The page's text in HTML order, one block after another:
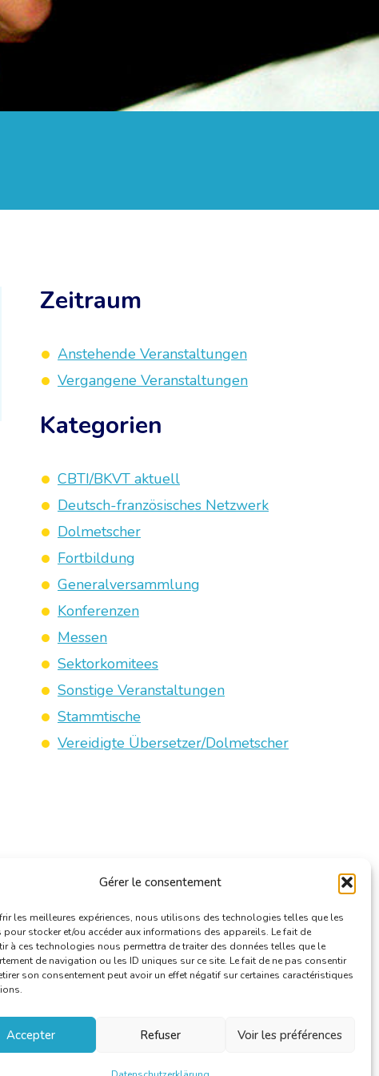
Gérer le consentement
les meilleures expériences, nous utilisons des technologies telles que les
pour stocker et/ou accéder aux informations des appareils. Le fait de
à ces technologies nous permettra de traiter des données telles que le
de navigation ou les ID uniques sur ce site. Le fait de ne pas consentir
son consentement peut avoir un effet négatif sur certaines caractéristiques
Accepter Refuser Voir les préférences
Zeitraum
Anstehende Veranstaltungen
Vergangene Veranstaltungen
Kategorien
CBTI/BKVT aktuell
Deutsch-französisches Netzwerk
Dolmetscher
Fortbildung
Generalversammlung
Konferenzen
Messen
Sektorkomitees
Sonstige Veranstaltungen
Stammtische
Vereidigte Übersetzer/Dolmetscher